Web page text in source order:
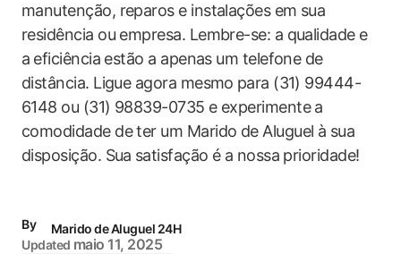
manutenção, reparos e instalações em sua
residência ou empresa. Lembre-se: a qualidade‍ e
a ⁣eficiência estão a apenas um telefone de
distância. Ligue agora mesmo ⁢para (31) ‌99444-
6148 ou (31) 98839-0735 e experimente a
comodidade de ter um Marido de Aluguel à sua
disposição. Sua ⁢satisfação‍ é a nossa prioridade!
By
Marido de Aluguel 24H
Updated maio 11, 2025